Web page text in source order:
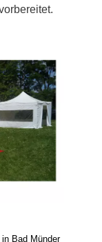
in Bad Münder